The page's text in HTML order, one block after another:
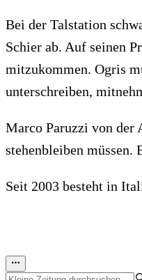
Bei der Talstation
Schier ab. Auf seinen
mitzukommen. Ogris
unterschreiben,
Marco Paruzzi von der
stehenbleiben müssen.
Seit 2003 besteht in